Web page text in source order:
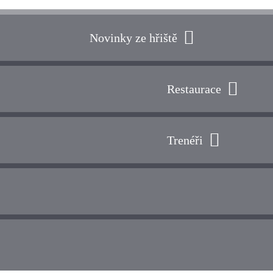
Novinky ze hřiště
Restaurace
Trenéři